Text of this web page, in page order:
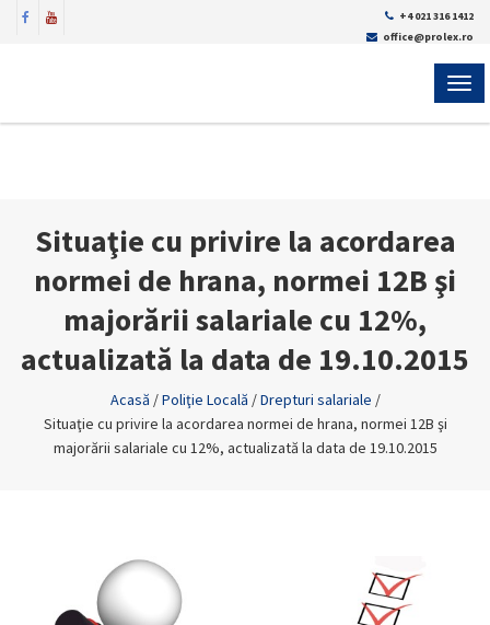
+4 021 316 1412
office@prolex.ro
Situaţie cu privire la acordarea
normei de hrana, normei 12B şi
majorării salariale cu 12%,
actualizată la data de 19.10.2015
Acasă /Poliţie Locală /Drepturi salariale /
Situaţie cu privire la acordarea normei de hrana, normei 12B şi
majorării salariale cu 12%, actualizată la data de 19.10.2015